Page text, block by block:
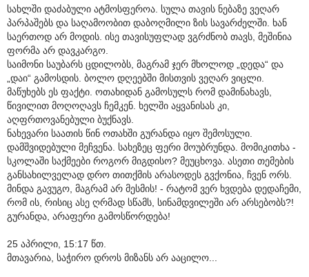
სახლში დაძაბული ატმოსფეროა. სულა თავის ნებაზე ვეღარ
პარპაშებს და საღამოობით დაბოღმილი ზის სავარძელში. ხან
საერთოდ არ მოდის. ისე თავისუფლად ვგრძნობ თავს, მეშინია
ფორმა არ დავკარგო.
საიმონი საუბარს ცდილობს, მაგრამ ჯერ მხოლოდ „დედა“ და
„დაი“ გამოსდის. ბოლო დღეებში მისთვის ვეღარ ვიცლი.
მაწუხებს ეს ფაქტი. ოთახიდან გამოსულს რომ დამინახავს,
წივილით მოღოღავს ჩემკენ. ხელში აყვანისას კი,
აღფრთოვანებული ბუქნავს.
ნახევარი საათის წინ ოთახში გურანდა იყო შემოსული.
დამშვიდებული მეჩვენა. სახეზეც ფერი მოუბრუნდა. მომიკითხა -
სკოლაში საქმეები როგორ მიგდისო? მეუცხოვა. ასეთი თემების
განსახილველად დრო თითქმის არასოდეს გვქონია, ჩვენ ორს.
მინდა გავუგო, მაგრამ არ მესმის! - რატომ ვერ ხვდება დედაჩემი,
რომ ის, რისიც ასე ღრმად სწამს, სინამდვილეში არ არსებობს?!
გურანდა, არაფერი გამოსწორდება!
25 აპრილი, 15:17 წთ.
მთავარია, საჭირო დროს მიზანს არ ააცილო...